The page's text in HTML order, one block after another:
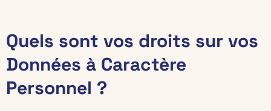
Quels sont vos droits sur vos
Données à Caractère
Personnel ?